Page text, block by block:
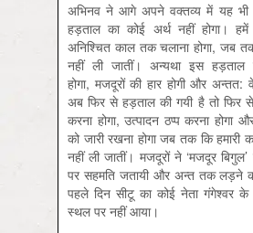
अभिनव ने आगे अपने वक्तव्य में यह भी
हड़ताल का कोई अर्थ नहीं होगा।
अनिश्चित काल तक चलाना होगा, जब तक
नहीं ली जातीं। अन्यथा इस हड़ताल
होगा, मजदूरों की हार होगी और अन्तत:
अब फिर से हड़ताल की गयी है तो फिर
करना होगा, उत्पादन ठप्प करना
को जारी रखना होगा जब तक कि हमारी
नहीं ली जातीं। मजदूरों ने ‘मजदूर बिगुल’
पर सहमति जतायी और अन्त तक लड़ने
पहले दिन सीटू का कोई नेता गंगेश्वर
स्थल पर नहीं आया।